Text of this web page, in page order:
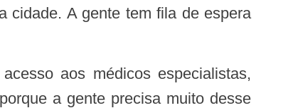
cidade. A gente tem fila de espera
a gente precisa muito desse